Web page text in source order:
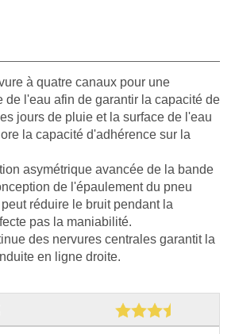
à quatre canaux pour une
de l'eau afin de garantir la capacité de
jours de pluie et la surface de l'eau
la capacité d'adhérence sur la
asymétrique avancée de la bande
de l'épaulement du pneu
réduire le bruit pendant la
pas la maniabilité.
des nervures centrales garantit la
en ligne droite.